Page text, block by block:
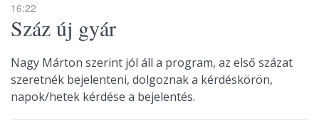
16:22
Száz új gyár
Nagy Márton szerint jól áll a program, az első százat
szeretnék bejelenteni, dolgoznak a kérdéskörön,
napok/hetek kérdése a bejelentés.